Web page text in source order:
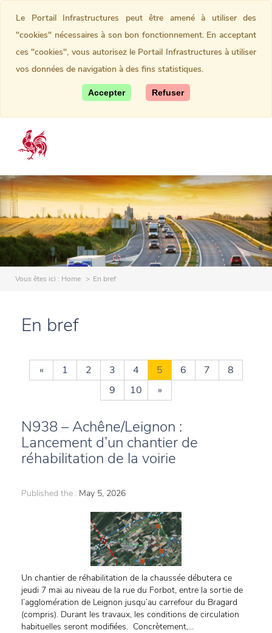
Vous êtes ici : Home En bref
En bref
« 1 2 3 4 5 6 7
8
9
10 »
N938 – Achêne/Leignon :
Lancement d’un chantier de
réhabilitation de la voirie
Published the : May 5, 2026
Un chantier de réhabilitation de la chaussée débutera ce
jeudi 7 mai au niveau de la rue du Forbot, entre la sortie de
l’agglomération de Leignon jusqu’au carrefour du Bragard
(compris). Durant les travaux, les conditions de circulation
habituelles seront modifiées. Concrètement,...
Le Portail Infrastructures peut être amené à utiliser des
"cookies" nécessaires à son bon fonctionnement. En acceptant
ces "cookies", vous autorisez le Portail Infrastructures à utiliser
vos données de navigation à des fins statistiques.
Accepter Refuser